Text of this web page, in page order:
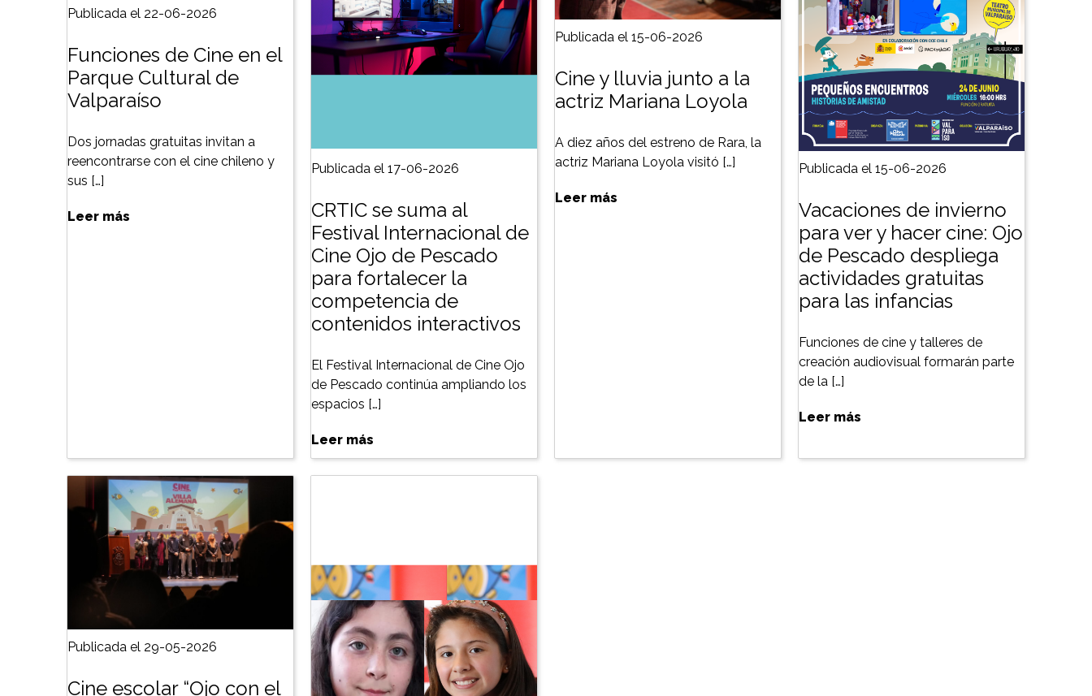
Publicada el 22-06-2026
Funciones de Cine en el
Parque Cultural de
Valparaíso
Dos jornadas gratuitas invitan a
reencontrarse con el cine chileno y
sus […]
Leer más
Publicada el 17-06-2026
CRTIC se suma al
Festival Internacional de
Cine Ojo de Pescado
para fortalecer la
competencia de
contenidos interactivos
El Festival Internacional de Cine Ojo
de Pescado continúa ampliando los
espacios […]
Leer más
Publicada el 15-06-2026
Cine y lluvia junto a la
actriz Mariana Loyola
A diez años del estreno de Rara, la
actriz Mariana Loyola visitó […]
Leer más
Publicada el 15-06-2026
Vacaciones de invierno
para ver y hacer cine: Ojo
de Pescado despliega
actividades gratuitas
para las infancias
Funciones de cine y talleres de
creación audiovisual formarán parte
de la […]
Leer más
Publicada el 29-05-2026
Cine escolar “Ojo con el